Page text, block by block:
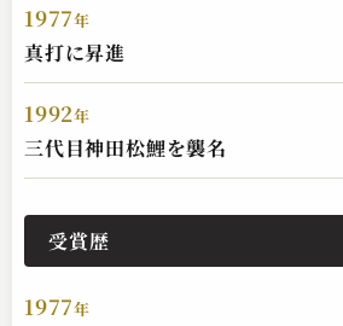
赤穂義士外伝 天野屋利兵衛
1977年
真打に昇進
1992年
三代目神田松鯉を襲名
受賞歴
1977年